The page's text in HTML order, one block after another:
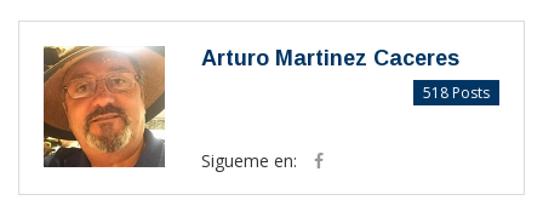
Arturo Martinez Caceres
518 Posts
Sigueme en: